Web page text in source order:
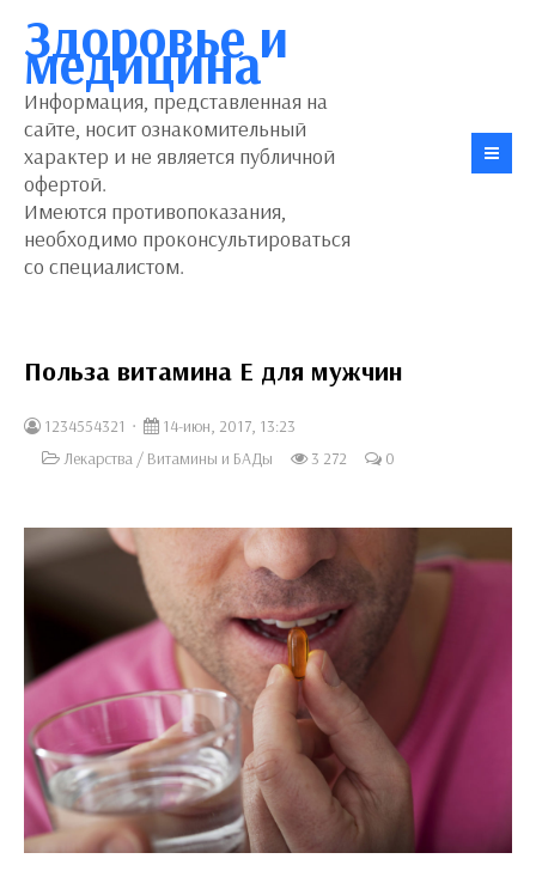
Здоровье и
медицина
Информация, представленная на
сайте, носит ознакомительный
характер и не является публичной
офертой.
Имеются противопоказания,
необходимо проконсультироваться
со специалистом.
Польза витамина Е для мужчин
1234554321
14-июн, 2017, 13:23
Лекарства / Витамины и БАДы 3 272 0